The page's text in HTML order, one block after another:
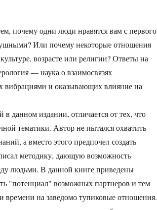
почему одни люди нравятся вам с первого
Или почему некоторые отношения
возрасте или религии? Ответы на
— наука о взаимосвязях
вибрациями и оказывающих влияние на
данном издании, отличается от тех, что
тематики. Автор не пытался охватить
а вместо этого предпочел создать
методику, дающую возможность
людьми. В данной книге приведены
"потенциал" возможных партнеров и тем
времени на заведомо тупиковые отношения.